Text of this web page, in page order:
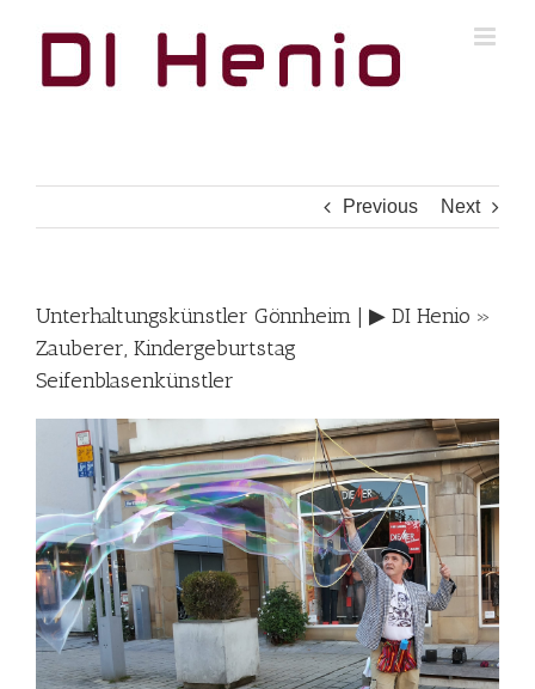
Previous Next
Unterhaltungskünstler Gönnheim | ▶︎ DI Henio »
Zauberer, Kindergeburtstag
Seifenblasenkünstler